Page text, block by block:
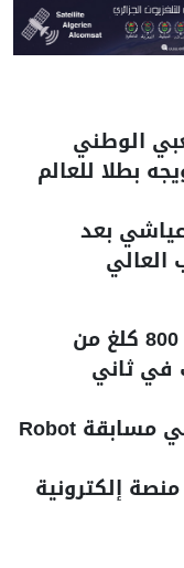
الوطني
بطلا للعالم
بعد
العالي
إسبانيا: حجز أزيد من 800 كلغ من
في ثاني
الجزائر تتوج عالميًا في مسابقة Robot
إلكترونية